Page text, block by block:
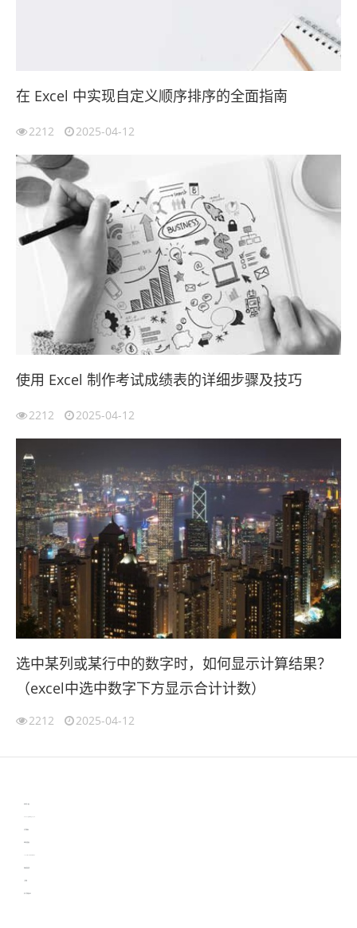
在 Excel 中实现自定义顺序排序的全面指南
2212 2025-04-12
使用 Excel 制作考试成绩表的详细步骤及技巧
2212 2025-04-12
选中某列或某行中的数字时，如何显示计算结果？
（excel中选中数字下方显示合计计数）
2212 2025-04-12